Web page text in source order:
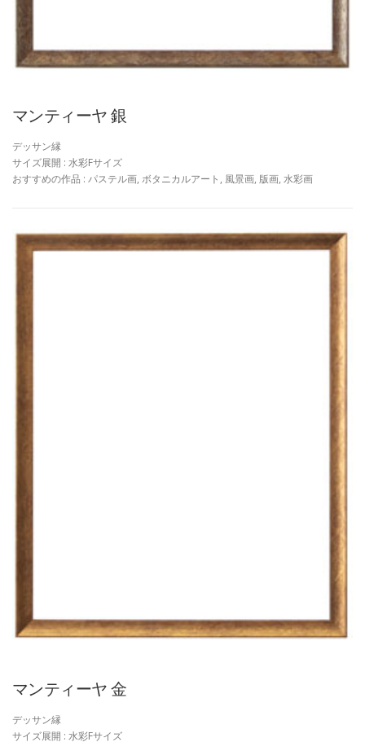
マンティーヤ 銀
デッサン縁
サイズ展開 : 水彩Fサイズ
おすすめの作品 : パステル画, ボタニカルアート, 風景画, 版画, 水彩画
マンティーヤ 金
デッサン縁
サイズ展開 : 水彩Fサイズ